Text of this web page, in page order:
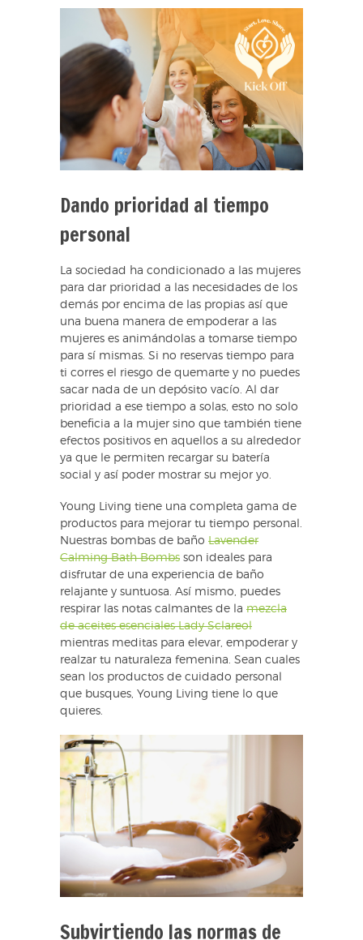
Dando prioridad al tiempo
personal
La sociedad ha condicionado a las mujeres
para dar prioridad a las necesidades de los
demás por encima de las propias así que
una buena manera de empoderar a las
mujeres es animándolas a tomarse tiempo
para sí mismas. Si no reservas tiempo para
ti corres el riesgo de quemarte y no puedes
sacar nada de un depósito vacío. Al dar
prioridad a ese tiempo a solas, esto no solo
beneficia a la mujer sino que también tiene
efectos positivos en aquellos a su alrededor
ya que le permiten recargar su batería
social y así poder mostrar su mejor yo.
Young Living tiene una completa gama de
productos para mejorar tu tiempo personal.
Nuestras bombas de baño Lavender
Calming Bath Bombs son ideales para
disfrutar de una experiencia de baño
relajante y suntuosa. Así mismo, puedes
respirar las notas calmantes de la mezcla
de aceites esenciales Lady Sclareol
mientras meditas para elevar, empoderar y
realzar tu naturaleza femenina. Sean cuales
sean los productos de cuidado personal
que busques, Young Living tiene lo que
quieres.
Subvirtiendo las normas de